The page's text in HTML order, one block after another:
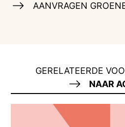
AANVRAGEN
GERELATEERDE
NAAR